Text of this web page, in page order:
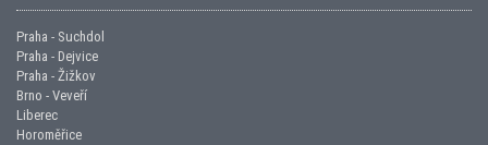
Praha - Suchdol
Praha - Dejvice
Praha - Žižkov
Brno - Veveří
Liberec
Horoměřice